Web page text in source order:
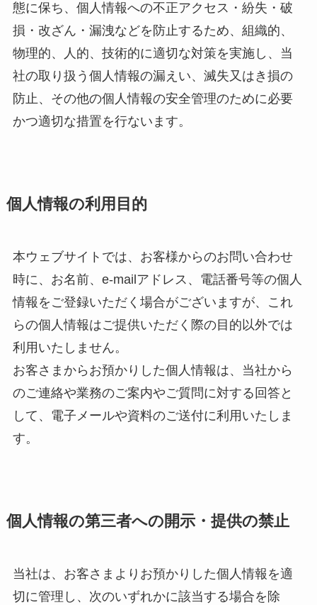
態に保ち、個人情報への不正アクセス・紛失・破
損・改ざん・漏洩などを防止するため、組織的、
物理的、人的、技術的に適切な対策を実施し、当
社の取り扱う個人情報の漏えい、滅失又はき損の
防止、その他の個人情報の安全管理のために必要
かつ適切な措置を行ないます。
個人情報の利用目的
本ウェブサイトでは、お客様からのお問い合わせ
時に、お名前、e-mailアドレス、電話番号等の個人
情報をご登録いただく場合がございますが、これ
らの個人情報はご提供いただく際の目的以外では
利用いたしません。
お客さまからお預かりした個人情報は、当社から
のご連絡や業務のご案内やご質問に対する回答と
して、電子メールや資料のご送付に利用いたしま
す。
個人情報の第三者への開示・提供の禁止
当社は、お客さまよりお預かりした個人情報を適
切に管理し、次のいずれかに該当する場合を除